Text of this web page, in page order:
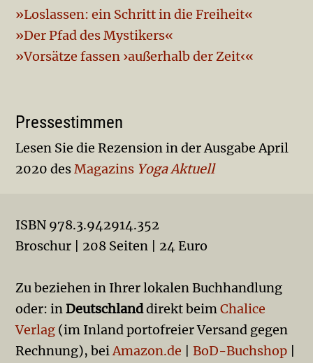
»Loslassen: ein Schritt in die Freiheit«
»Der Pfad des Mystikers«
»Vorsätze fassen ›außerhalb der Zeit‹«
Pressestimmen
Lesen Sie die Rezension in der Ausgabe April
2020 desMagazins Yoga Aktuell
ISBN 978.3.942914.352
Broschur | 208 Seiten | 24 Euro
Zu beziehen in Ihrer lokalen Buchhandlung
oder: inDeutschlanddirekt beimChalice
Verlag (im Inland portofreier Versand gegen
Rechnung), beiAmazon.de |BoD-Buchshop